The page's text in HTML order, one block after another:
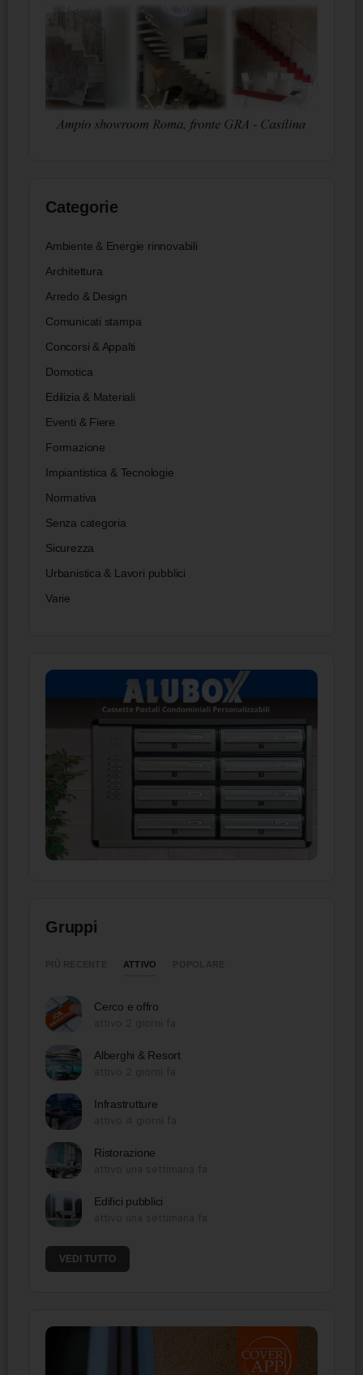
Categorie
Ambiente & Energie rinnovabili
Architettura
Arredo & Design
Comunicati stampa
Concorsi & Appalti
Domotica
Edilizia & Materiali
Eventi & Fiere
Formazione
Impiantistica & Tecnologie
Normativa
Senza categoria
Sicurezza
Urbanistica & Lavori pubblici
Varie
Gruppi
ATTIVO
Cerco e offro
Alberghi & Resort
Infrastrutture
Ristorazione
Edifici pubblici
VEDI TUTTO